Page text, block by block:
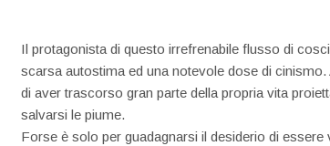
Il protagonista di questo irrefrenabile flusso di
scarsa autostima ed una notevole dose di
di aver trascorso gran parte della propria vita
salvarsi le piume.
Forse è solo per guadagnarsi il desiderio di